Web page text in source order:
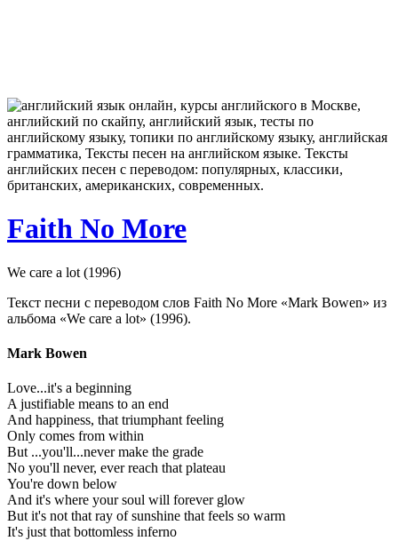
Faith No More
We care a lot (1996)
Текст песни с переводом слов Faith No More «Mark Bowen» из
альбома «We care a lot» (1996).
Mark Bowen
Love...it's a beginning
A justifiable means to an end
And happiness, that triumphant feeling
Only comes from within
But ...you'll...never make the grade
No you'll never, ever reach that plateau
You're down below
And it's where your soul will forever glow
But it's not that ray of sunshine that feels so warm
It's just that bottomless inferno